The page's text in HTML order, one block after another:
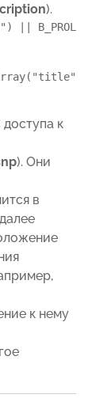
).
||
к
). Они
в
к нему